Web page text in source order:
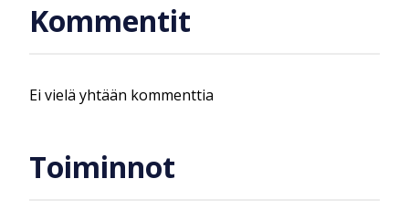
Kommentit
Ei vielä yhtään kommenttia
Toiminnot